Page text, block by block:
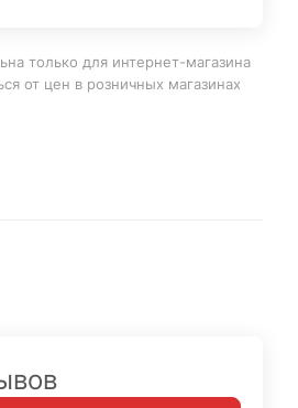
только для интернет-магазина
от цен в розничных магазинах